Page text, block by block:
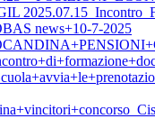
news+10-7-2025